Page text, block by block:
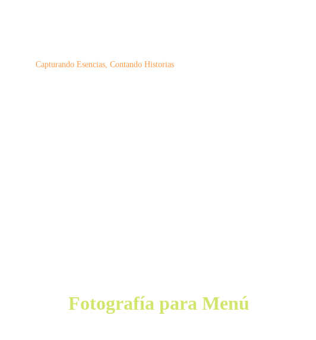
Capturando Esencias, Contando Historias
Fotografía para Menú